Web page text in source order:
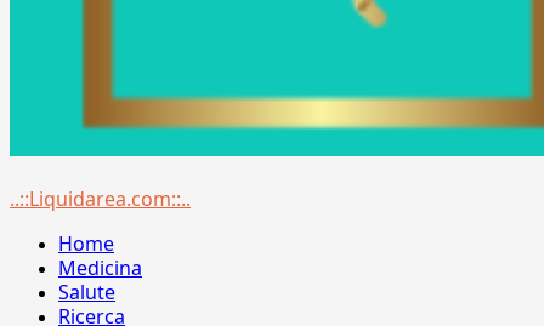
Menu
..::Liquidarea.com::..
Home
Medicina
Salute
Ricerca